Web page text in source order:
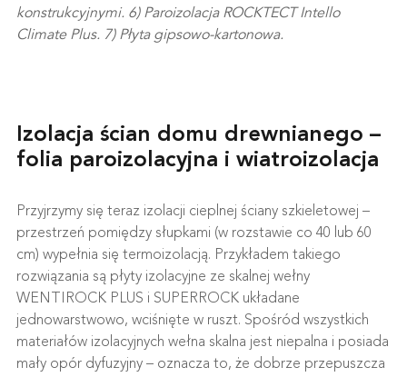
konstrukcyjnymi. 6) Paroizolacja ROCKTECT Intello
Climate Plus. 7) Płyta gipsowo-kartonowa.
Izolacja ścian domu drewnianego –
folia paroizolacyjna i wiatroizolacja
Przyjrzymy się teraz izolacji cieplnej ściany szkieletowej –
przestrzeń pomiędzy słupkami (w rozstawie co 40 lub 60
cm) wypełnia się termoizolacją. Przykładem takiego
rozwiązania są płyty izolacyjne ze skalnej wełny
WENTIROCK PLUS i SUPERROCK układane
jednowarstwowo, wciśnięte w ruszt. Spośród wszystkich
materiałów izolacyjnych wełna skalna jest niepalna i posiada
mały opór dyfuzyjny – oznacza to, że dobrze przepuszcza